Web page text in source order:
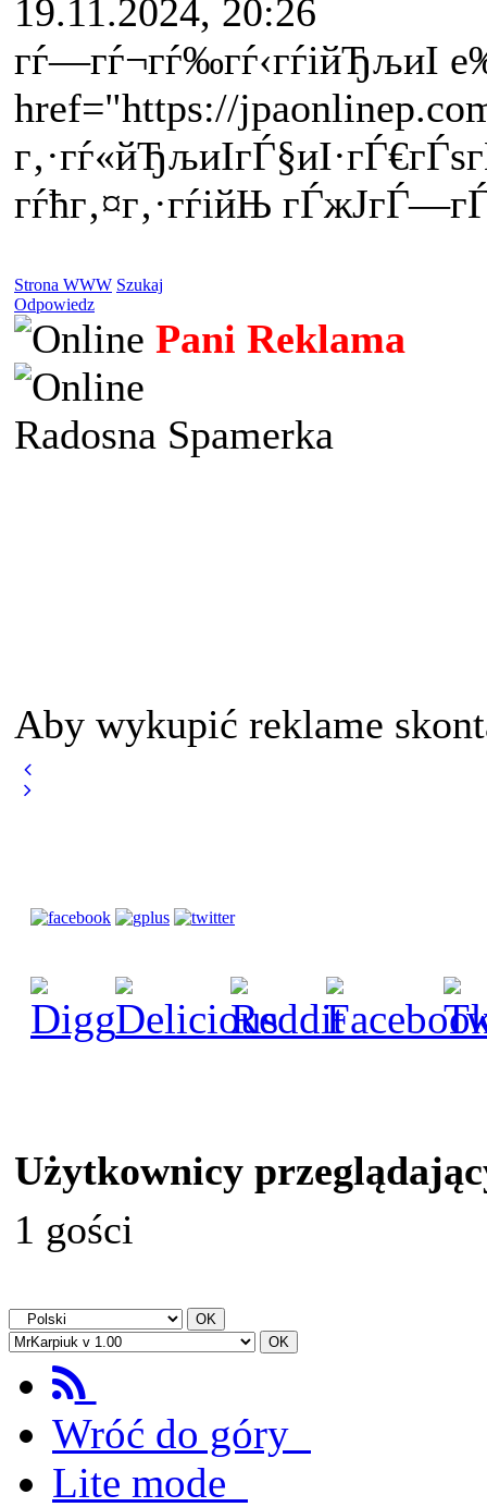
19.11.2024, 20:26
гѓ—гѓ¬гѓ‰гѓ‹гѓійЂљиІ е
href="https://
г‚·гѓ«йЂљиІ
гѓћг‚¤г‚·гѓійЊ гЃ
Strona WWW Szukaj
Odpowiedz
Pani Reklama
Radosna Spamerka
Aby wykupić reklame
Użytkownicy
1 gości
Wróć do góry
Lite mode